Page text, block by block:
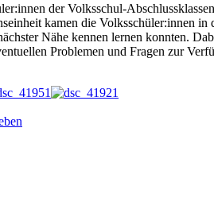
der Volksschul-
kamen die Volksschüler:innen
Nähe kennen lernen konnten.
Problemen und Fragen zur